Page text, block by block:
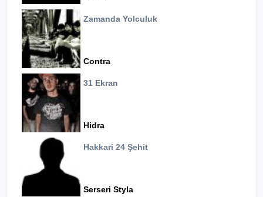
Zamanda Yolculuk
Contra
31 Ekran
Hidra
Hakkari 24 Şehit
Serseri Styla